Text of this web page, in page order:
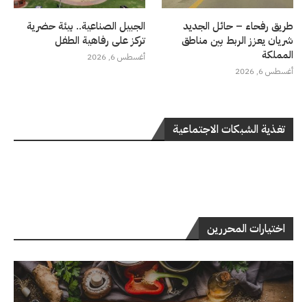
طريق رفحاء – حائل الجديد
شريان يعزز الربط بين مناطق
المملكة
أغسطس 6, 2026
الجبيل الصناعية.. بيئة حضرية
تركز على رفاهية الطفل
أغسطس 6, 2026
تغذية الشبكات الاجتماعية
اختيارات المحررين